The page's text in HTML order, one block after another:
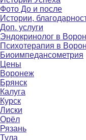
Фото До и после
Истории,
Доп. услуги
Эндокринолог в
Психотерапия в
Биоимпедансометрия
Цены
Воронеж
Брянск
Калуга
Курск
Лиски
Орёл
Рязань
Тула